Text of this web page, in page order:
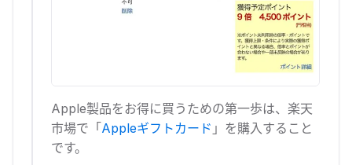
Apple製品をお得に買うための第一歩は、楽天
市場で「Appleギフトカード 」を購入すること
です。